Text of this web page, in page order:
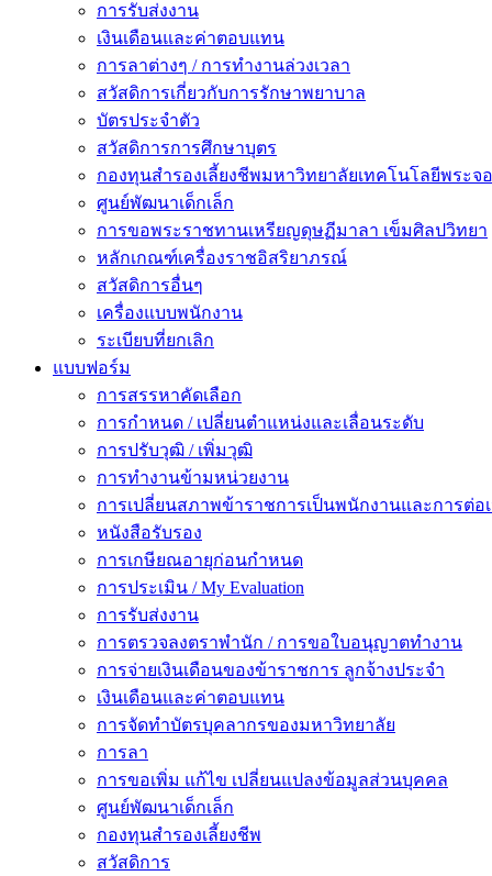
การรับส่งงาน
เงินเดือนและค่าตอบแทน
การลาต่างๆ / การทำงานล่วงเวลา
สวัสดิการเกี่ยวกับการรักษาพยาบาล
บัตรประจำตัว
สวัสดิการการศึกษาบุตร
กองทุนสำรองเลี้ยงชีพมหาวิทยาลัยเทคโนโลยีพระจ
ศูนย์พัฒนาเด็กเล็ก
การขอพระราชทานเหรียญดุษฏีมาลา เข็มศิลปวิทยา
หลักเกณฑ์เครื่องราชอิสริยาภรณ์
สวัสดิการอื่นๆ
เครื่องแบบพนักงาน
ระเบียบที่ยกเลิก
แบบฟอร์ม
การสรรหาคัดเลือก
การกำหนด / เปลี่ยนตำแหน่งและเลื่อนระดับ
การปรับวุฒิ / เพิ่มวุฒิ
การทำงานข้ามหน่วยงาน
การเปลี่ยนสภาพข้าราชการเป็นพนักงานและการต่อ
หนังสือรับรอง
การเกษียณอายุก่อนกำหนด
การประเมิน / My Evaluation
การรับส่งงาน
การตรวจลงตราพำนัก / การขอใบอนุญาตทำงาน
การจ่ายเงินเดือนของข้าราชการ ลูกจ้างประจำ
เงินเดือนและค่าตอบแทน
การจัดทำบัตรบุคลากรของมหาวิทยาลัย
การลา
การขอเพิ่ม แก้ไข เปลี่ยนแปลงข้อมูลส่วนบุคคล
ศูนย์พัฒนาเด็กเล็ก
กองทุนสำรองเลี้ยงชีพ
สวัสดิการ